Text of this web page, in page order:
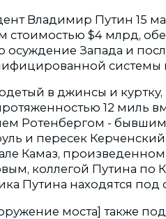
Владимир Путин 15
стоимостью $4 млрд,
осуждение Запада и
системы
в джинсы и
12 миль
Ротенбергом -
и пересек
Камаз,
коллегой Путина по
Путина находятся
моста] также